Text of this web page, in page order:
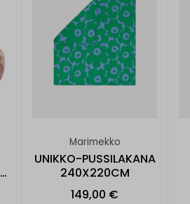
Marimekko
UNIKKO-PUSSILAKANA
240X220CM
149,00 €